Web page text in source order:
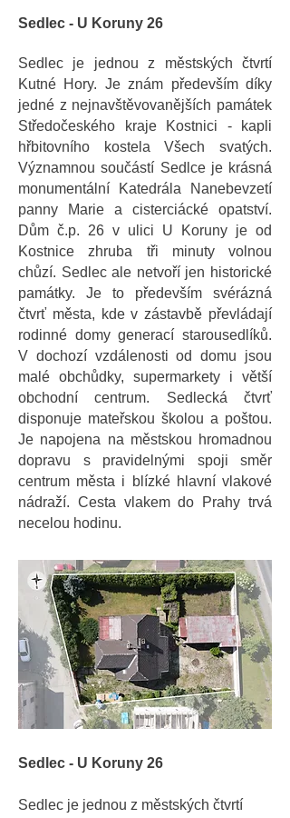
Sedlec - U Koruny 26
Sedlec je jednou z městských čtvrtí
Kutné Hory. Je znám především díky
jedné z nejnavštěvovanějších památek
Středočeského kraje Kostnici - kapli
hřbitovního kostela Všech svatých.
Významnou součástí Sedlce je krásná
monumentální Katedrála Nanebevzetí
panny Marie a cisterciácké opatství.
Dům č.p. 26 v ulici U Koruny je od
Kostnice zhruba tři minuty volnou
chůzí. Sedlec ale netvoří jen historické
památky. Je to především svérázná
čtvrť města, kde v zástavbě převládají
rodinné domy generací starousedlíků.
V dochozí vzdálenosti od domu jsou
malé obchůdky, supermarkety i větší
obchodní centrum. Sedlecká čtvrť
disponuje mateřskou školou a poštou.
Je napojena na městskou hromadnou
dopravu s pravidelnými spoji směr
centrum města i blízké hlavní vlakové
nádraží. Cesta vlakem do Prahy trvá
necelou hodinu.
Sedlec - U Koruny 26
Sedlec je jednou z městských čtvrtí